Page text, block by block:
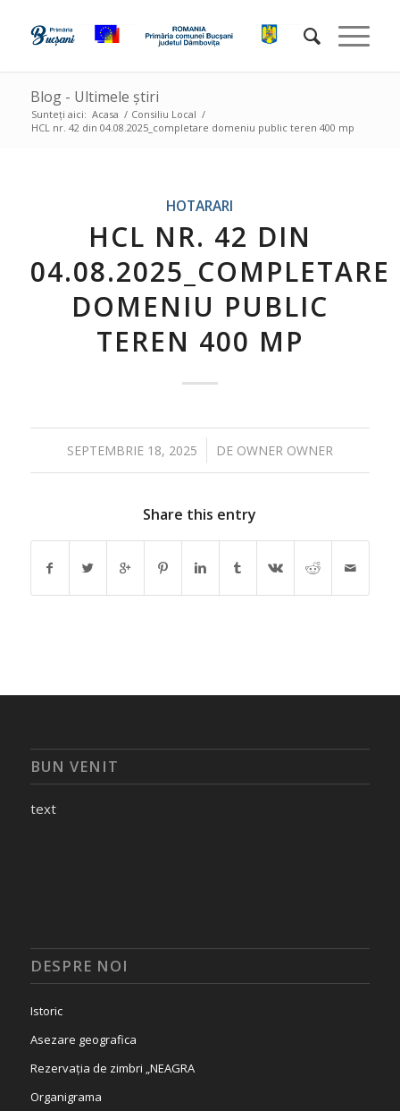
Blog - Ultimele știri
Sunteți aici: Acasa / Consiliu Local /
HCL nr. 42 din 04.08.2025_completare domeniu public teren 400 mp
HOTARARI
HCL NR. 42 DIN
04.08.2025_COMPLETARE
DOMENIU PUBLIC
TEREN 400 MP
SEPTEMBRIE 18, 2025
/ DE OWNER OWNER
Share this entry
BUN VENIT
text
DESPRE NOI
Istoric
Asezare geografica
Rezervația de zimbri „NEAGRA
Organigrama